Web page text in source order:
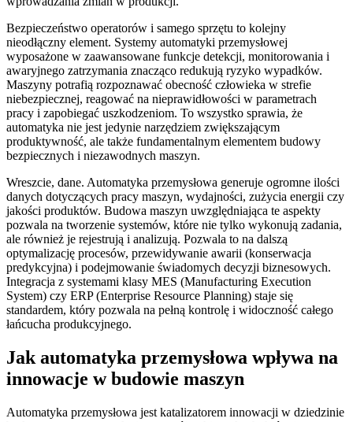
Bezpieczeństwo operatorów i samego sprzętu to kolejny
nieodłączny element. Systemy automatyki przemysłowej
wyposażone w zaawansowane funkcje detekcji, monitorowania i
awaryjnego zatrzymania znacząco redukują ryzyko wypadków.
Maszyny potrafią rozpoznawać obecność człowieka w strefie
niebezpiecznej, reagować na nieprawidłowości w parametrach
pracy i zapobiegać uszkodzeniom. To wszystko sprawia, że
automatyka nie jest jedynie narzędziem zwiększającym
produktywność, ale także fundamentalnym elementem budowy
bezpiecznych i niezawodnych maszyn.
Wreszcie, dane. Automatyka przemysłowa generuje ogromne ilości
danych dotyczących pracy maszyn, wydajności, zużycia energii czy
jakości produktów. Budowa maszyn uwzględniająca te aspekty
pozwala na tworzenie systemów, które nie tylko wykonują zadania,
ale również je rejestrują i analizują. Pozwala to na dalszą
optymalizację procesów, przewidywanie awarii (konserwacja
predykcyjna) i podejmowanie świadomych decyzji biznesowych.
Integracja z systemami klasy MES (Manufacturing Execution
System) czy ERP (Enterprise Resource Planning) staje się
standardem, który pozwala na pełną kontrolę i widoczność całego
łańcucha produkcyjnego.
Jak automatyka przemysłowa wpływa na
innowacje w budowie maszyn
Automatyka przemysłowa jest katalizatorem innowacji w dziedzinie